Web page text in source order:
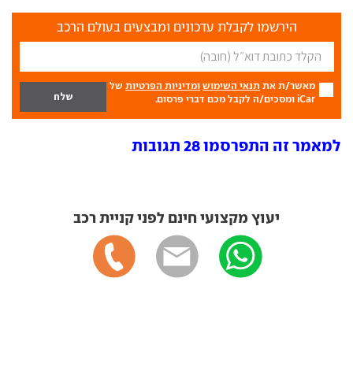
הירשמו לקבלת עדכונים ומבצעים בעולם הרכב
מאשר/ת את תנאי השימוש ומדיניות הפרטיות של
iCar ומסכים/ה לקבל מכם דברי פרסום.
למאמר זה התפרסמו 28 תגובות
יעוץ מקצועי חינם לפני קניית רכב